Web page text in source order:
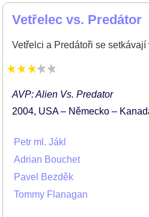
Vetřelec vs. Predátor
Vetřelci a Predátoři se
AVP: Alien Vs. Predator
2004 USA – Německo –
Petr ml. Jákl
Adrian Bouchet
Pavel Bezděk
Tommy Flanagan